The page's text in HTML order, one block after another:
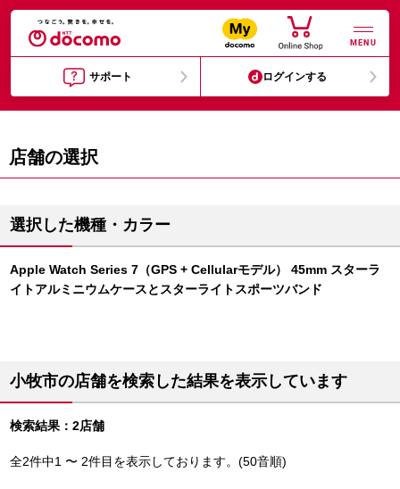
MENU
サポート ログインする
店舗の選択
選択した機種・カラー
Apple Watch Series 7（GPS + Cellularモデル） 45mm スターラ
イトアルミニウムケースとスターライトスポーツバンド
小牧市の店舗を検索した結果を表示しています
検索結果：2店舗
全2件中1 〜 2件目を表示しております。(50音順)